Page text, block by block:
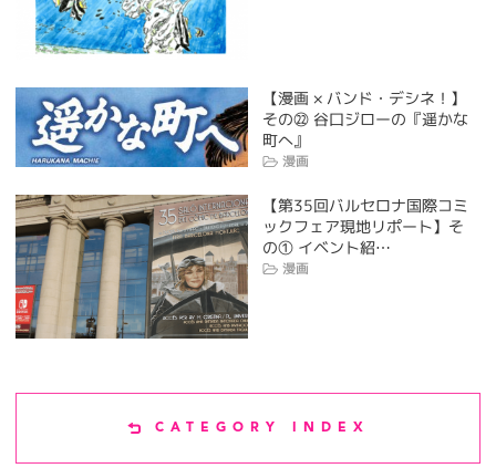
【漫画 × バンド・デシネ！】
その㉒ 谷口ジローの『遥かな
町へ』
漫画
【第35回バルセロナ国際コミ
ックフェア現地リポート】そ
の① イベント紹…
漫画
CATEGORY INDEX